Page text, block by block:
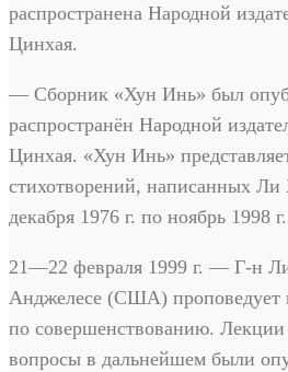
распространена Народной
Цинхая.
— Сборник «Хун Инь» был
распространён Народной
Цинхая. «Хун Инь»
стихотворений, написанных
декабря 1976 г. по ноябрь 1998 г.
21—22 февраля 1999 г. — Г-н
Анджелесе (США) проповедует
по совершенствованию. Лекции
вопросы в дальнейшем были